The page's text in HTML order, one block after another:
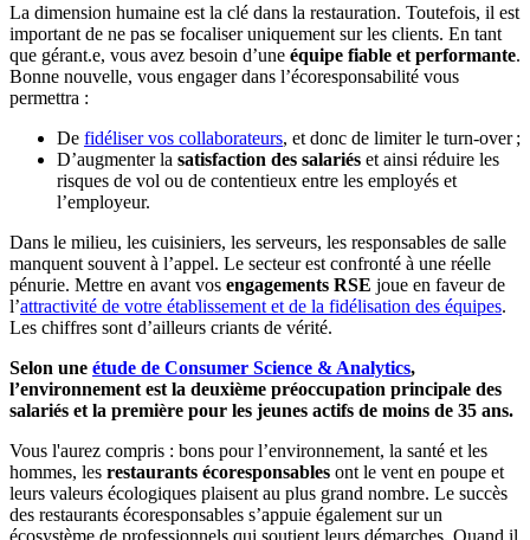
La dimension humaine est la clé dans la restauration. Toutefois, il est
important de ne pas se focaliser uniquement sur les clients. En tant
que gérant.e, vous avez besoin d’une équipe fiable et performante.
Bonne nouvelle, vous engager dans l’écoresponsabilité vous
permettra :
De fidéliser vos collaborateurs, et donc de limiter le turn-over ;
D’augmenter la satisfaction des salariés et ainsi réduire les
risques de vol ou de contentieux entre les employés et
l’employeur.
Dans le milieu, les cuisiniers, les serveurs, les responsables de salle
manquent souvent à l’appel. Le secteur est confronté à une réelle
pénurie. Mettre en avant vos engagements RSE joue en faveur de
l’attractivité de votre établissement et de la fidélisation des équipes.
Les chiffres sont d’ailleurs criants de vérité.
Selon une étude de Consumer Science & Analytics,
l’environnement est la deuxième préoccupation principale des
salariés et la première pour les jeunes actifs de moins de 35 ans.
Vous l'aurez compris : bons pour l’environnement, la santé et les
hommes, les restaurants écoresponsables ont le vent en poupe et
leurs valeurs écologiques plaisent au plus grand nombre. Le succès
des restaurants écoresponsables s’appuie également sur un
écosystème de professionnels qui soutient leurs démarches. Quand il